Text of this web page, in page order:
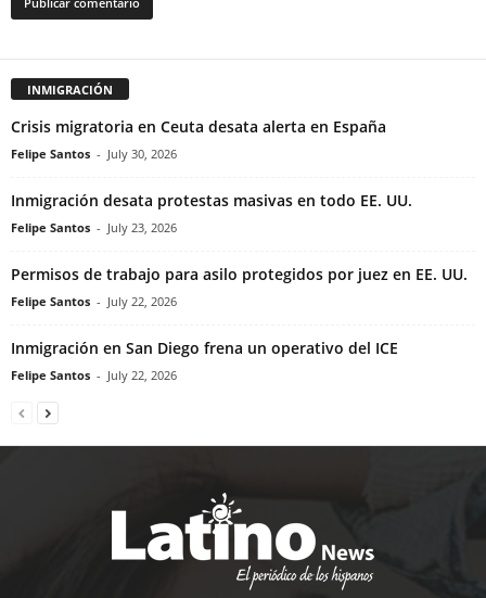
INMIGRACIÓN
Crisis migratoria en Ceuta desata alerta en España
Felipe Santos - July 30, 2026
Inmigración desata protestas masivas en todo EE. UU.
Felipe Santos - July 23, 2026
Permisos de trabajo para asilo protegidos por juez en EE. UU.
Felipe Santos - July 22, 2026
Inmigración en San Diego frena un operativo del ICE
Felipe Santos - July 22, 2026